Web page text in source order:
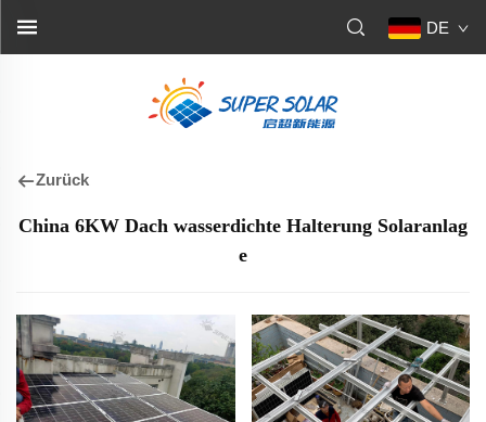
DE
Zurück
China 6KW Dach wasserdichte Halterung Solaranlag
e